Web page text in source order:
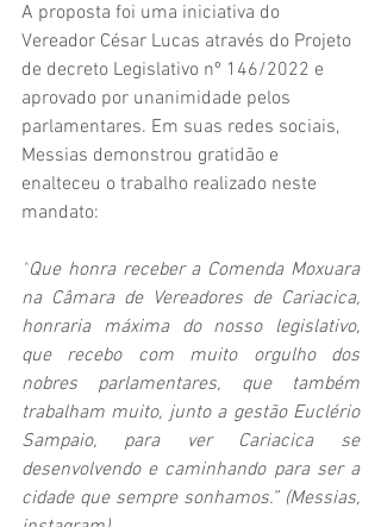
A proposta foi uma iniciativa do
Vereador César Lucas através do Projeto
de decreto Legislativo nº 146/2022 e
aprovado por unanimidade pelos
parlamentares. Em suas redes sociais,
Messias demonstrou gratidão e
enalteceu o trabalho realizado neste
mandato:
“Que honra receber a Comenda Moxuara
na Câmara de Vereadores de Cariacica,
honraria máxima do nosso legislativo,
que recebo com muito orgulho dos
nobres parlamentares, que também
trabalham muito, junto a gestão Euclério
Sampaio, para ver Cariacica se
desenvolvendo e caminhando para ser a
cidade que sempre sonhamos.” (Messias,